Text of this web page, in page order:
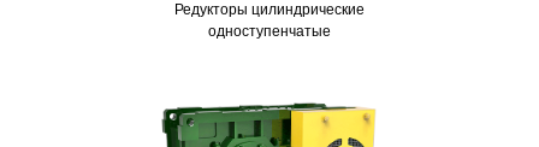
Редукторы цилиндрические
одноступенчатые